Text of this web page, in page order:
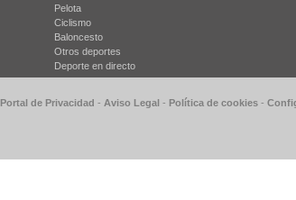
Pelota
Ciclismo
Baloncesto
Otros deportes
Deporte en directo
Portal de Privacidad - Aviso Legal - Política de cookies -